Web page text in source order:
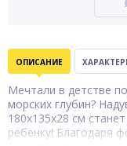
ОПИСАНИЕ
Мечтали в детстве
морских глубин?
180x135x28 см
ребенку! Благодаря